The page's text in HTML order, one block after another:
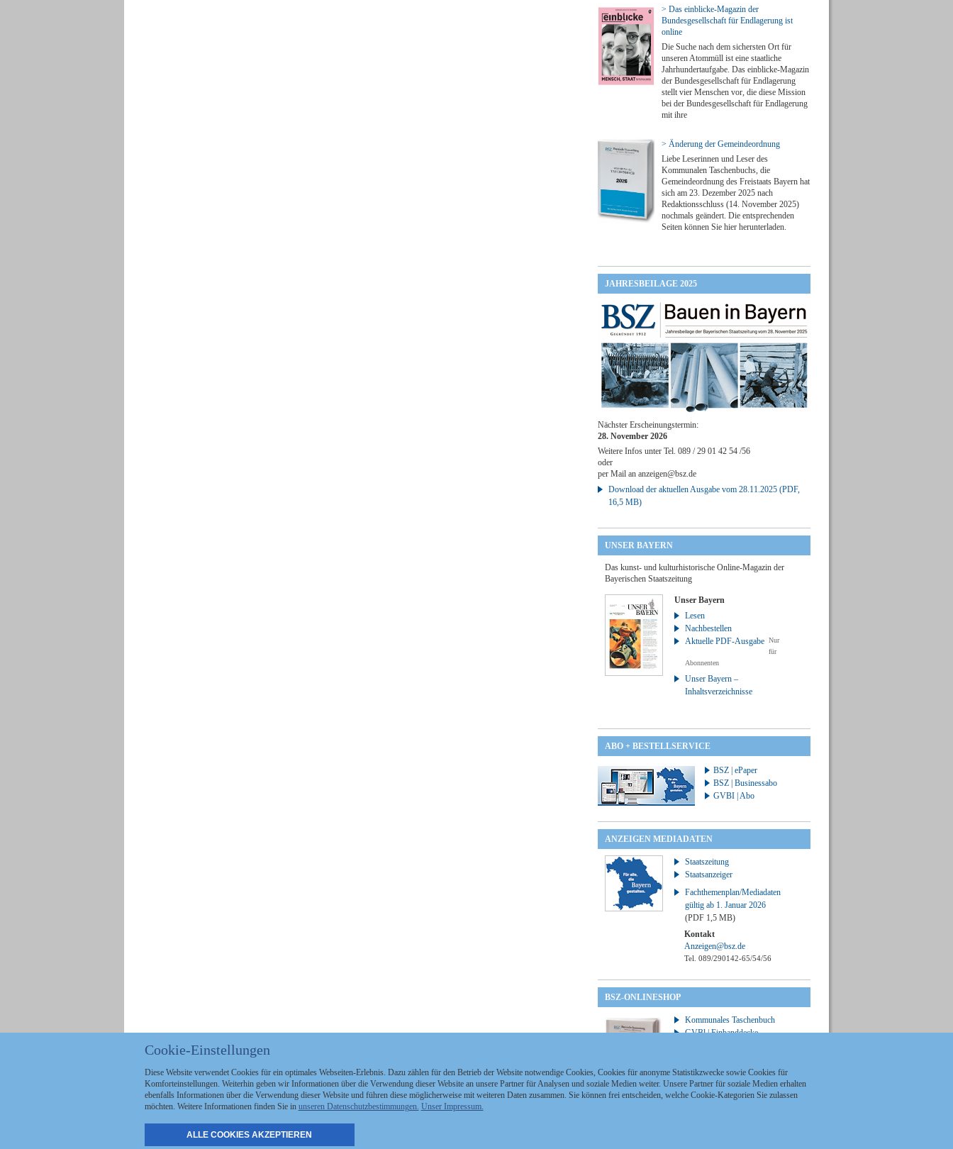
> Das einblicke-Magazin der
Bundesgesellschaft für Endlagerung ist
online
Die Suche nach dem sichersten Ort für
unseren Atommüll ist eine staatliche
Jahrhundertaufgabe. Das einblicke-Magazin
der Bundesgesellschaft für Endlagerung
stellt vier Menschen vor, die diese Mission
bei der Bundesgesellschaft für Endlagerung
mit ihre
> Änderung der Gemeindeordnung
Liebe Leserinnen und Leser des
Kommunalen Taschenbuchs, die
Gemeindeordnung des Freistaats Bayern hat
sich am 23. Dezember 2025 nach
Redaktionsschluss (14. November 2025)
nochmals geändert. Die entsprechenden
Seiten können Sie hier herunterladen.
JAHRESBEILAGE 2025
Nächster Erscheinungstermin:
28. November 2026
Weitere Infos unter Tel. 089 / 29 01 42 54 /56
oder
per Mail an anzeigen@bsz.de
Download der aktuellen Ausgabe vom 28.11.2025 (PDF,
16,5 MB)
UNSER BAYERN
Das kunst- und kulturhistorische Online-Magazin der
Bayerischen Staatszeitung
Unser Bayern
Lesen
Nachbestellen
Aktuelle PDF-Ausgabe Nur
für
Abonnenten
Unser Bayern –
Inhaltsverzeichnisse
ABO + BESTELLSERVICE
BSZ | ePaper
BSZ | Businessabo
GVBI | Abo
ANZEIGEN MEDIADATEN
Staatszeitung
Staatsanzeiger
Fachthemenplan/Mediadaten
gültig ab 1. Januar 2026
(PDF 1,5 MB)
Kontakt
Anzeigen@bsz.de
Tel. 089/290142-65/54/56
BSZ-ONLINESHOP
Kommunales Taschenbuch
GVBl | Einbanddecke
Politik Stellenmarkt Anzeigen Staatszeitung
Cookie-Einstellungen
Diese Website verwendet Cookies für ein optimales Webseiten-Erlebnis. Dazu zählen für den Betrieb der Website notwendige Cookies, Cookies für anonyme Statistikzwecke sowie Cookies für
Komforteinstellungen. Weiterhin geben wir Informationen über die Verwendung dieser Website an unsere Partner für Analysen und soziale Medien weiter. Unsere Partner für soziale Medien erhalten
ebenfalls Informationen über die Verwendung dieser Website und führen diese möglicherweise mit weiteren Daten zusammen. Sie können frei entscheiden, welche Cookie-Kategorien Sie zulassen
möchten. Weitere Informationen finden Sie in unseren Datenschutzbestimmungen. Unser Impressum.
ALLE COOKIES AKZEPTIEREN